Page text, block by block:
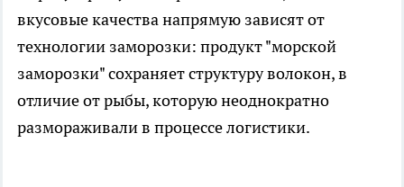
вкусовые качества напрямую зависят от
технологии заморозки: продукт "морской
заморозки" сохраняет структуру волокон, в
отличие от рыбы, которую неоднократно
размораживали в процессе логистики.